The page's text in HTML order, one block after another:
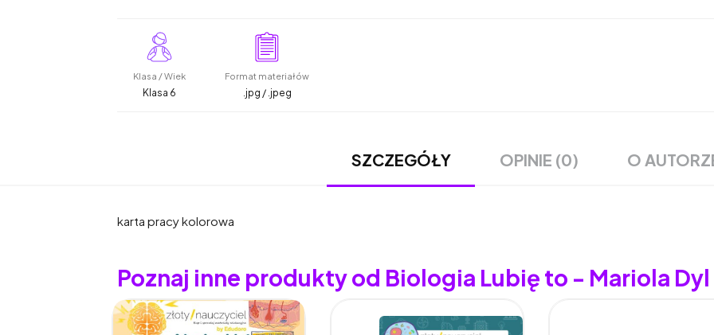
Klasa / Wiek
Klasa 6
Format materiałów
.jpg / .jpeg
SZCZEGÓŁY OPINIE (0) O
karta pracy kolorowa
Poznaj inne produkty od Biologia Lubię to - Mariola Dyl